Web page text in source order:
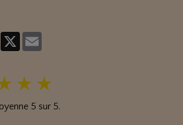
Facebook
X
★ ★
5 sur 5.